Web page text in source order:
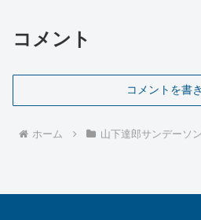
コメント
コメントを書
ホーム 山下達郎サンデーソ